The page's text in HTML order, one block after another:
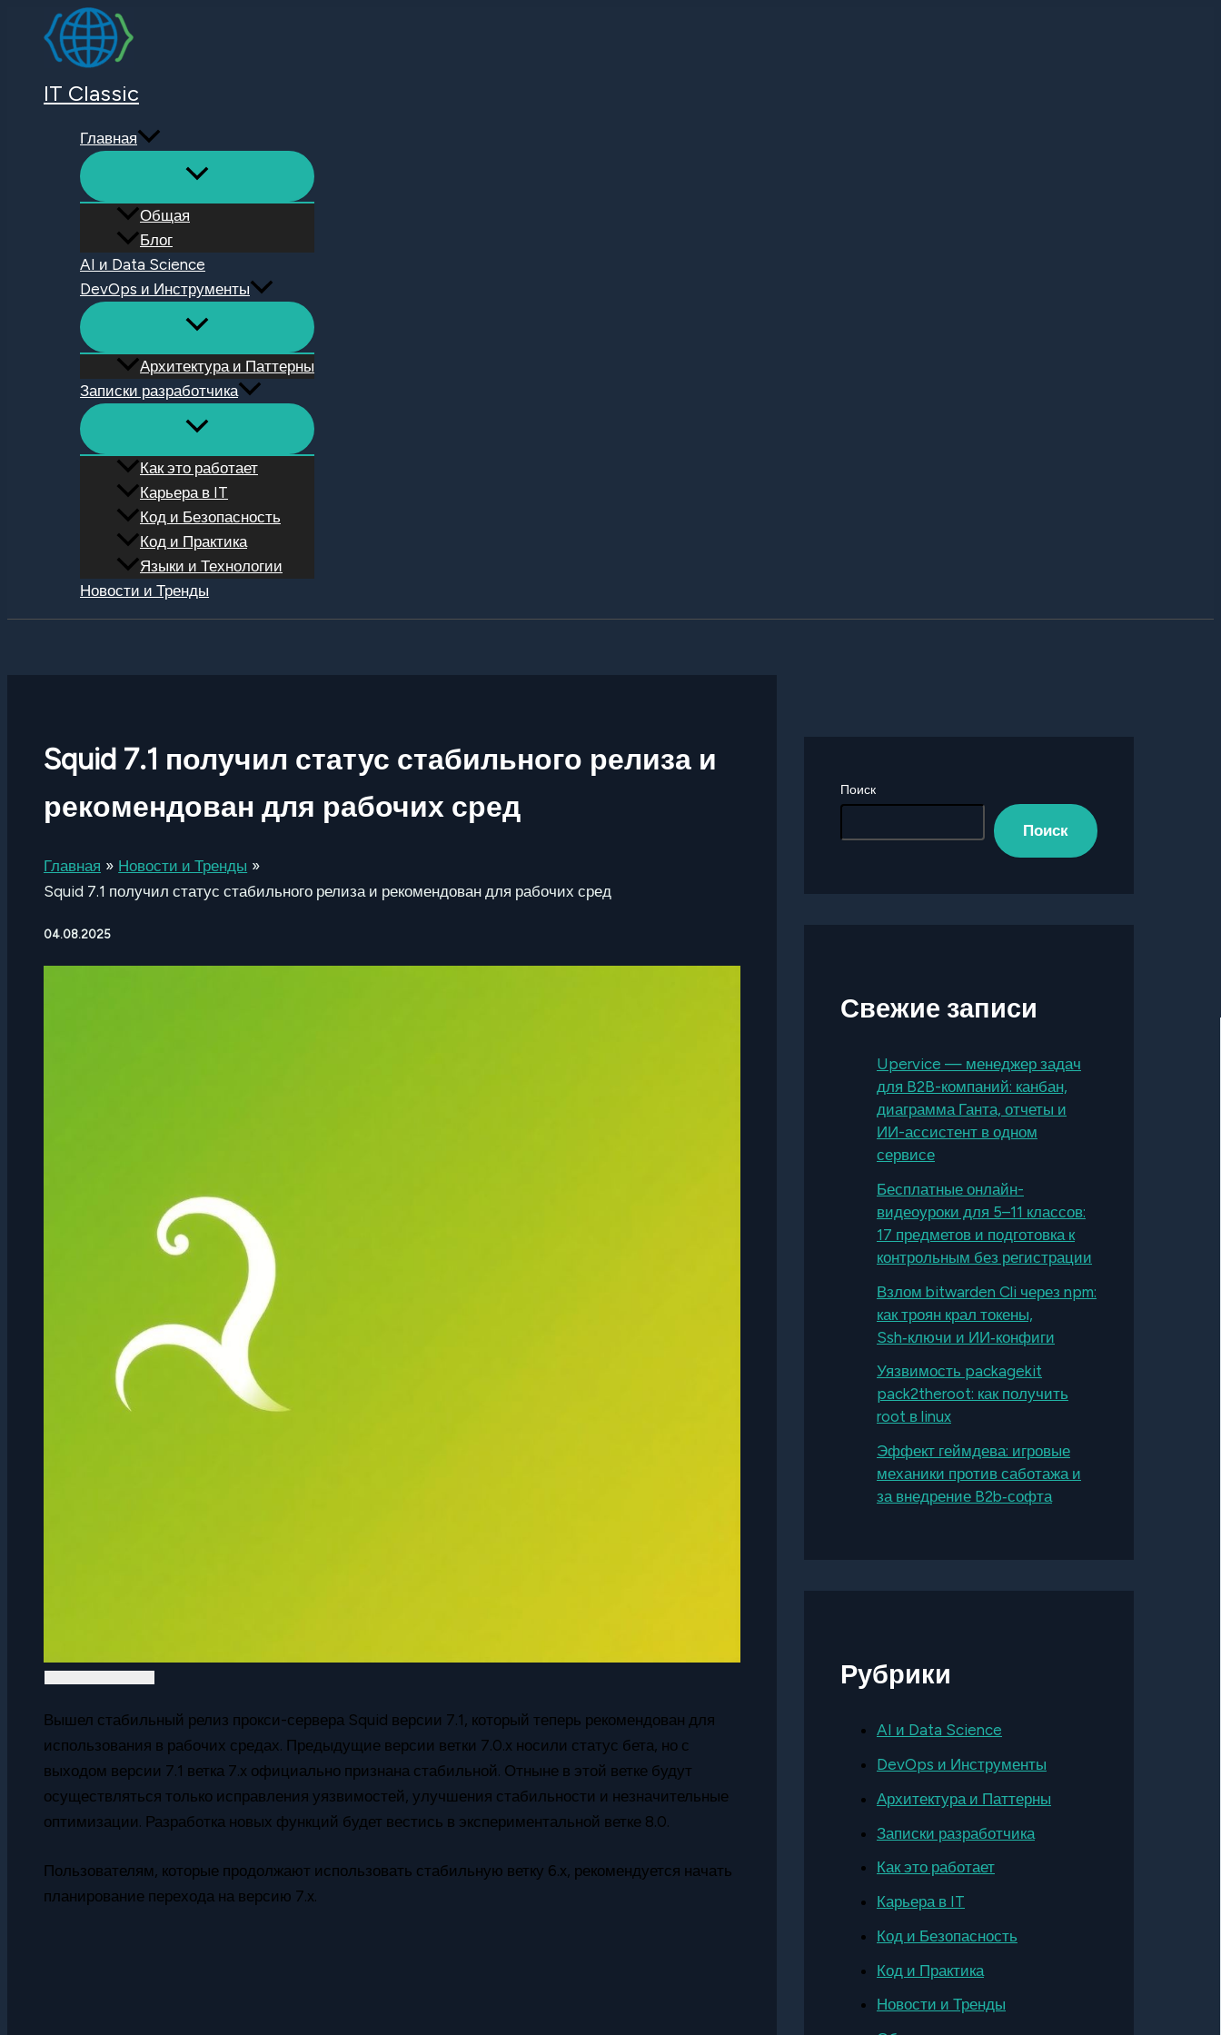
Перейти
содержимому
IT Classic
Главная
Общая
Блог
AI и Data Science
DevOps и Инструменты
Архитектура и Паттерны
Записки разработчика
Как это работает
Карьера в IT
Код и Безопасность
Код и Практика
Языки и Технологии
Новости и Тренды
Squid 7.1 получил статус стабильного релиза и
рекомендован для рабочих сред
Главная
Новости и Тренды
Squid 7.1 получил статус стабильного релиза и рекомендован для рабочих сред
04.08.2025
Вышел стабильный релиз прокси-сервера Squid версии 7.1, который теперь рекомендован для
использования в рабочих средах. Предыдущие версии ветки 7.0.x носили статус бета, но с
выходом версии 7.1 ветка 7.x официально признана стабильной. Отныне в этой ветке будут
осуществляться только исправления уязвимостей, улучшения стабильности и незначительные
оптимизации. Разработка новых функций будет вестись в экспериментальной ветке 8.0.
Пользователям, которые продолжают использовать стабильную ветку 6.x, рекомендуется начать
планирование перехода на версию 7.x.
Поиск
Поиск
Свежие записи
Upervice — менеджер задач
для B2B-компаний: канбан,
диаграмма Ганта, отчеты и
ИИ-ассистент в одном
сервисе
Бесплатные онлайн-
видеоуроки для 5–11 классов:
17 предметов и подготовка к
контрольным без регистрации
Взлом bitwarden Cli через npm:
как троян крал токены,
Ssh‑ключи и ИИ‑конфиги
Уязвимость packagekit
pack2theroot: как получить
root в linux
Эффект геймдева: игровые
механики против саботажа и
за внедрение B2b‑софта
Рубрики
AI и Data Science
DevOps и Инструменты
Архитектура и Паттерны
Записки разработчика
Как это работает
Карьера в IT
Код и Безопасность
Код и Практика
Новости и Тренды